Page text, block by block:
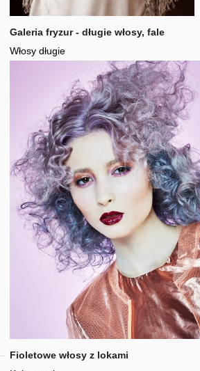
Galeria fryzur - długie włosy, fale
Włosy długie
Fioletowe włosy z lokami